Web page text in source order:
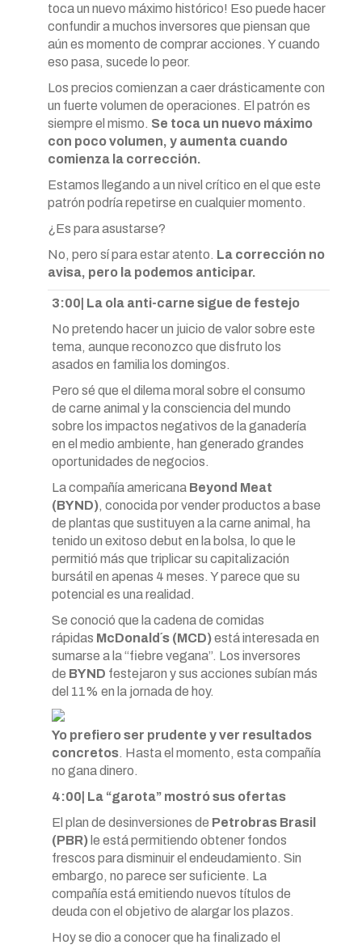
toca un nuevo máximo histórico! Eso puede hacer
confundir a muchos inversores que piensan que
aún es momento de comprar acciones. Y cuando
eso pasa, sucede lo peor.
Los precios comienzan a caer drásticamente con
un fuerte volumen de operaciones. El patrón es
siempre el mismo. Se toca un nuevo máximo
con poco volumen, y aumenta cuando
comienza la corrección.
Estamos llegando a un nivel crítico en el que este
patrón podría repetirse en cualquier momento.
¿Es para asustarse?
No, pero sí para estar atento. La corrección no
avisa, pero la podemos anticipar.
3:00| La ola anti-carne sigue de festejo
No pretendo hacer un juicio de valor sobre este
tema, aunque reconozco que disfruto los
asados en familia los domingos.
Pero sé que el dilema moral sobre el consumo
de carne animal y la consciencia del mundo
sobre los impactos negativos de la ganadería
en el medio ambiente, han generado grandes
oportunidades de negocios.
La compañía americana Beyond Meat
(BYND), conocida por vender productos a base
de plantas que sustituyen a la carne animal, ha
tenido un exitoso debut en la bolsa, lo que le
permitió más que triplicar su capitalización
bursátil en apenas 4 meses. Y parece que su
potencial es una realidad.
Se conoció que la cadena de comidas
rápidas McDonald´s (MCD)está interesada en
sumarse a la “fiebre vegana”. Los inversores
de BYND festejaron y sus acciones subían más
del 11% en la jornada de hoy.
Yo prefiero ser prudente y ver resultados
concretos. Hasta el momento, esta compañía
no gana dinero.
4:00| La “garota” mostró sus ofertas
El plan de desinversiones de Petrobras Brasil
(PBR) le está permitiendo obtener fondos
frescos para disminuir el endeudamiento. Sin
embargo, no parece ser suficiente. La
compañía está emitiendo nuevos títulos de
deuda con el objetivo de alargar los plazos.
Hoy se dio a conocer que ha finalizado el